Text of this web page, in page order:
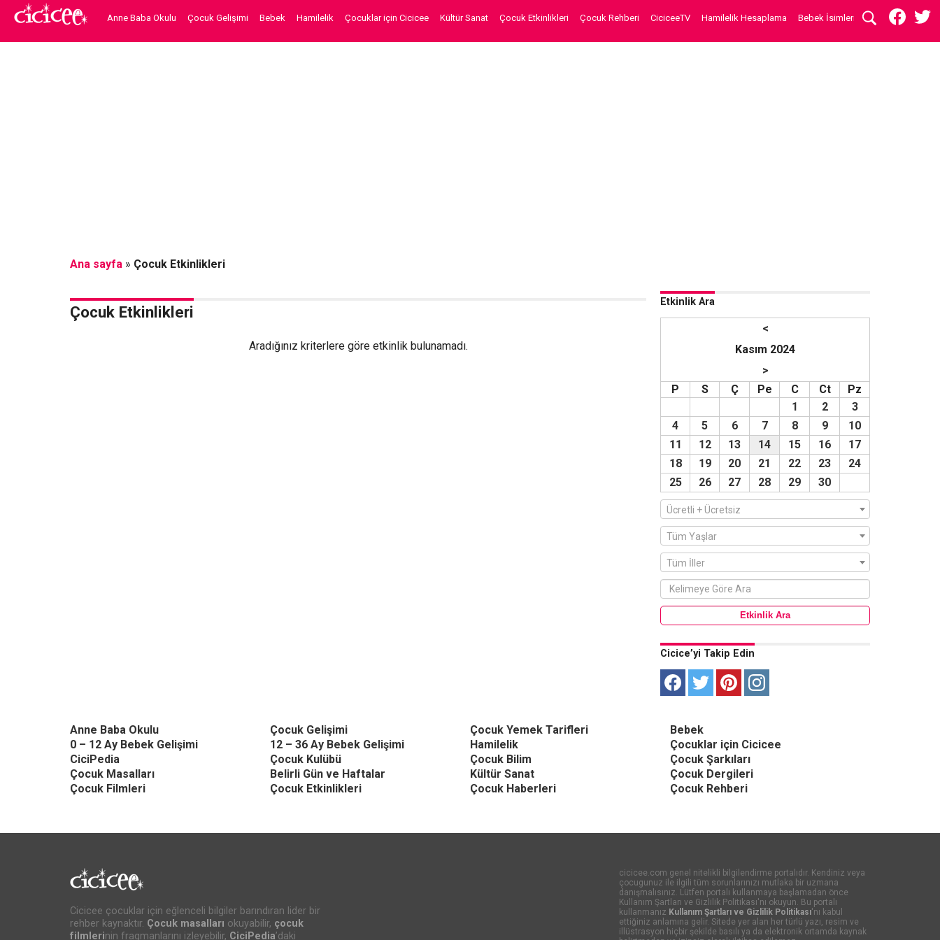
Anne Baba Okulu Çocuk Gelişimi Bebek Hamilelik Çocuklar için Cicicee Kültür Sanat Çocuk Etkinlikleri Çocuk Rehberi CiciceeTV Hamilelik Hesaplama Bebek İsimleri
Ana sayfa » Çocuk Etkinlikleri
Çocuk Etkinlikleri
Aradığınız kriterlere göre etkinlik bulunamadı.
Etkinlik Ara
<
Kasım 2024
>
P
S Ç Pe C Ct
Pz
1
2
3
4
5 6 7 8 9
10
11
12 13 14 15 16
17
18
19 20 21 22 23
24
25
26 27 28 29 30
Ücretli + Ücretsiz
Tüm Yaşlar
Tüm İller
Cicice’yi Takip Edin
Anne Baba Okulu Çocuk Gelişimi Çocuk Yemek Tarifleri
Bebek
0 – 12 Ay Bebek Gelişimi
12 – 36 Ay Bebek Gelişimi Hamilelik
Çocuklar için Cicicee
CiciPedia
Çocuk Kulübü Çocuk Bilim
Çocuk Şarkıları
Çocuk Masalları
Belirli Gün ve Haftalar Kültür Sanat
Çocuk Dergileri
Çocuk Filmleri
Çocuk Etkinlikleri Çocuk Haberleri Çocuk Rehberi
Cicicee çocuklar için eğlenceli bilgiler barındıran lider bir
rehber kaynaktır. Çocuk masalları okuyabilir, çocuk
filmlerinin fragmanlarını izleyebilir, CiciPedia’daki
cicicee.com genel nitelikli bilgilendirme portalıdır. Kendiniz veya
çocugunuz ile ilgili tüm sorunlarınızı mutlaka bir uzmana
danışmalısınız. Lütfen portalı kullanmaya başlamadan önce
Kullanım Şartları ve Gizlilik Politikası'nı okuyun. Bu portalı
kullanmanız Kullanım Şartları ve Gizlilik Politikası'nı kabul
ettiğiniz anlamına gelir. Sitede yer alan her türlü yazı, resim ve
illüstrasyon hiçbir şekilde basılı ya da elektronik ortamda kaynak